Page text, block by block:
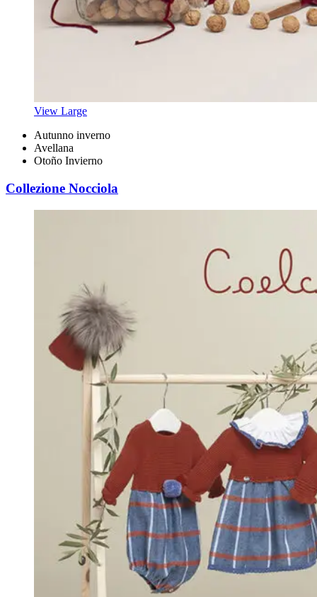
View Large
Autunno inverno
Avellana
Otoño Invierno
Collezione Nocciola